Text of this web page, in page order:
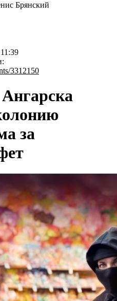
Брянский
3312150
за